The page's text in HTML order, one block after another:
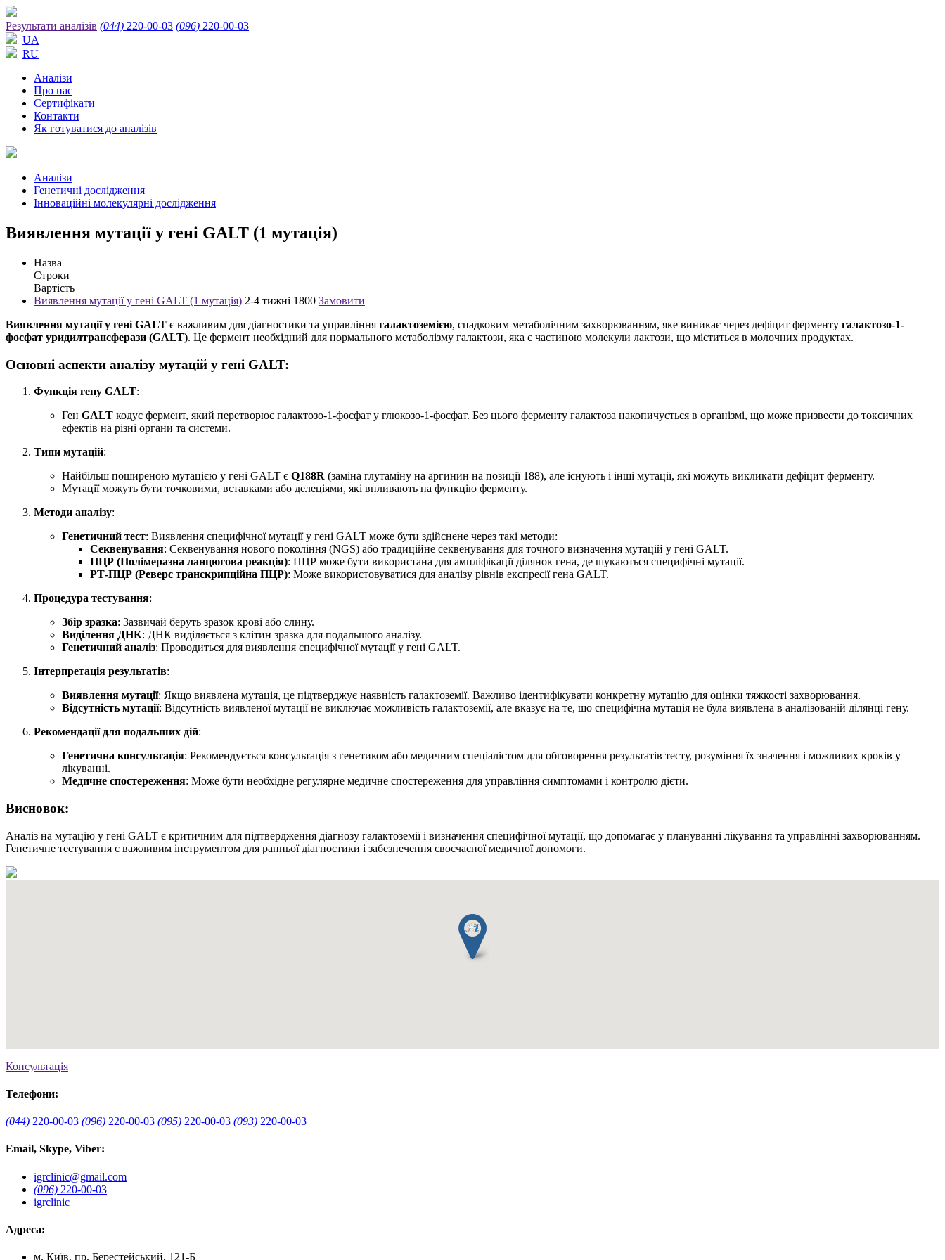
Результати аналізів (044) 220-00-03 (096) 220-00-03
UA
RU
Аналізи
Про нас
Сертифікати
Контакти
Як готуватися до аналізів
Аналізи
Генетичні дослідження
Інноваційні молекулярні дослідження
Виявлення мутації у гені GALT (1 мутація)
Назва
Строки
Вартість
Виявлення мутації у гені GALT (1 мутація) 2-4 тижні 1800 Замовити
Виявлення мутації у гені GALT є важливим для діагностики та управління галактоземією, спадковим метаболічним захворюванням, яке виникає через дефіцит ферменту галактозо-1-
фосфат уридилтрансферази (GALT). Це фермент необхідний для нормального метаболізму галактози, яка є частиною молекули лактози, що міститься в молочних продуктах.
Основні аспекти аналізу мутацій у гені GALT:
Функція гену GALT:
Ген GALT кодує фермент, який перетворює галактозо-1-фосфат у глюкозо-1-фосфат. Без цього ферменту галактоза накопичується в організмі, що може призвести до токсичних
ефектів на різні органи та системи.
Типи мутацій:
Найбільш поширеною мутацією у гені GALT є Q188R (заміна глутаміну на аргинин на позиції 188), але існують і інші мутації, які можуть викликати дефіцит ферменту.
Мутації можуть бути точковими, вставками або делеціями, які впливають на функцію ферменту.
Методи аналізу:
Генетичний тест: Виявлення специфічної мутації у гені GALT може бути здійснене через такі методи:
Секвенування: Секвенування нового покоління (NGS) або традиційне секвенування для точного визначення мутацій у гені GALT.
ПЦР (Полімеразна ланцюгова реакція): ПЦР може бути використана для ампліфікації ділянок гена, де шукаються специфічні мутації.
РТ-ПЦР (Реверс транскрипційна ПЦР): Може використовуватися для аналізу рівнів експресії гена GALT.
Процедура тестування:
Збір зразка: Зазвичай беруть зразок крові або слину.
Виділення ДНК: ДНК виділяється з клітин зразка для подальшого аналізу.
Генетичний аналіз: Проводиться для виявлення специфічної мутації у гені GALT.
Інтерпретація результатів:
Виявлення мутації: Якщо виявлена мутація, це підтверджує наявність галактоземії. Важливо ідентифікувати конкретну мутацію для оцінки тяжкості захворювання.
Відсутність мутації: Відсутність виявленої мутації не виключає можливість галактоземії, але вказує на те, що специфічна мутація не була виявлена в аналізованій ділянці гену.
Рекомендації для подальших дій:
Генетична консультація: Рекомендується консультація з генетиком або медичним спеціалістом для обговорення результатів тесту, розуміння їх значення і можливих кроків у
лікуванні.
Медичне спостереження: Може бути необхідне регулярне медичне спостереження для управління симптомами і контролю дієти.
Висновок:
Аналіз на мутацію у гені GALT є критичним для підтвердження діагнозу галактоземії і визначення специфічної мутації, що допомагає у плануванні лікування та управлінні захворюванням.
Генетичне тестування є важливим інструментом для ранньої діагностики і забезпечення своєчасної медичної допомоги.
Консультація
Телефони:
(044) 220-00-03 (096) 220-00-03 (095) 220-00-03 (093) 220-00-03
Email, Skype, Viber:
igrclinic@gmail.com
(096) 220-00-03
igrclinic
Адреса:
м. Київ, пр. Берестейський, 121-Б